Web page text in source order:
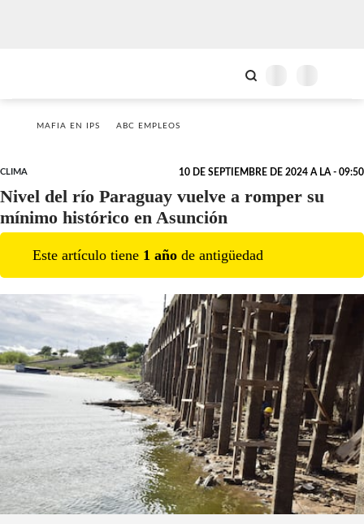
MAFIA EN IPS ABC EMPLEOS
CLIMA 10 DE SEPTIEMBRE DE 2024 A LA - 09:50
Nivel del río Paraguay vuelve a romper su
mínimo histórico en Asunción
Este artículo tiene 1 año de antigüedad